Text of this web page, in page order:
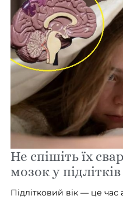
Не спішіть їх
мозок у підлітків
Підлітковий вік — це час